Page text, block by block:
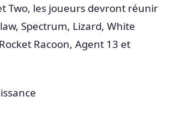
Two, les joueurs devront réunir
Spectrum, Lizard, White
Racoon, Agent 13 et